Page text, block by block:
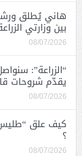
هاني يُطلق ورشة
بين وزارتي
08/07/2026
“الزراعة”:
يقدّم شروحات
08/07/2026
كيف علق
؟
08/07/2026